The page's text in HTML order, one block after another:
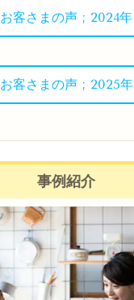
お客さまの声 ; 2024年
お客さまの声 ; 2025年
事例紹介